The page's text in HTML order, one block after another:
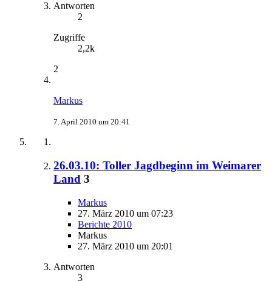
Antworten
2
Zugriffe
2,2k
2
Markus
7. April 2010 um 20:41
26.03.10: Toller Jagdbeginn im Weimarer
Land 3
Markus
27. März 2010 um 07:23
Berichte 2010
Markus
27. März 2010 um 20:01
Antworten
3